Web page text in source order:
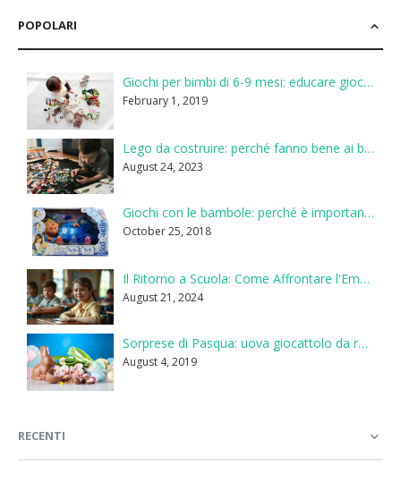
POPOLARI
Giochi per bimbi di 6-9 mesi: educare giocando
February 1, 2019
Lego da costruire: perché fanno bene ai bambini
August 24, 2023
Giochi con le bambole: perché è importante
October 25, 2018
Il Ritorno a Scuola: Come Affrontare l'Emozione del Primo Giorno
August 21, 2024
Sorprese di Pasqua: uova giocattolo da regalare ai bambini
August 4, 2019
RECENTI